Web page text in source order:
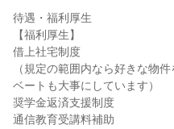
待遇・福利厚生
【福利厚生】
借上社宅制度
（規定の範囲内なら好きな物
ベートも大事にしています）
奨学金返済支援制度
通信教育受講料補助